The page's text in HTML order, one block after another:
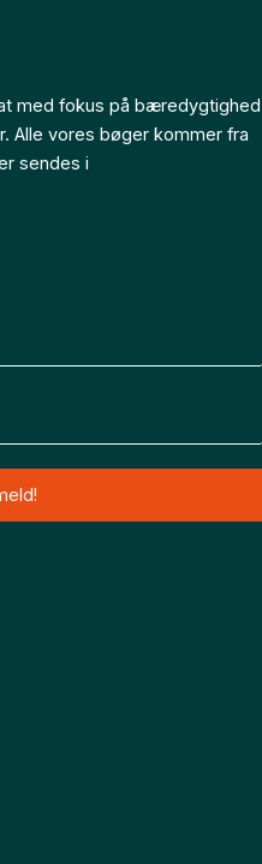
med fokus på bæredygtighed
Alle vores bøger kommer fra
sendes i